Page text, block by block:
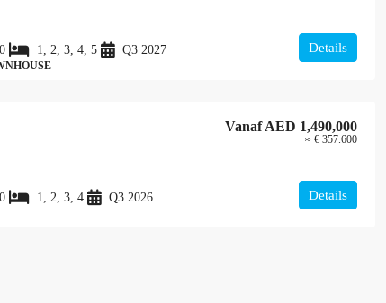
1, 2, 3, 4, 5 Q3 2027 Details
VanafAED 1,490,000
≈ € 357.600
1, 2, 3, 4 Q3 2026 Details